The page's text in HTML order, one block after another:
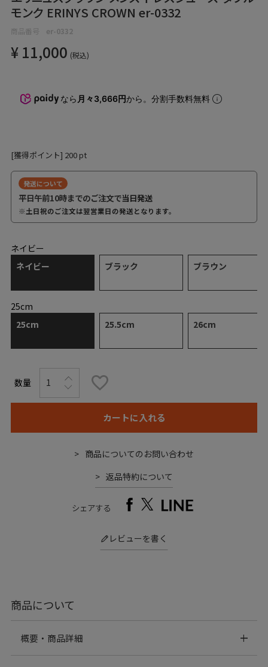
モンク ERINYS CROWN er-0332
商品番号 er-0332
¥ 11,000 税込
なら 月々3,666円から。分割手数料無料
[獲得ポイント] 200 pt
発送について
平日午前10時までのご注文で当日発送
※土日祝のご注文は翌営業日の発送となります。
25cm
25cm
25.5cm 26cm
ネイビー
ネイビー
ブラック ブラウン
カートに入れる
商品についてのお問い合わせ
返品特約について
シェアする
レビューを書く
商品について
概要・商品詳細